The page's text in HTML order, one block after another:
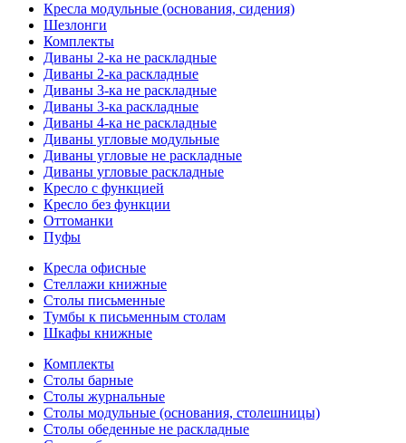
Кресла модульные (основания, сидения)
Шезлонги
Комплекты
Диваны 2-ка не раскладные
Диваны 2-ка раскладные
Диваны 3-ка не раскладные
Диваны 3-ка раскладные
Диваны 4-ка не раскладные
Диваны угловые модульные
Диваны угловые не раскладные
Диваны угловые раскладные
Кресло с функцией
Кресло без функции
Оттоманки
Пуфы
Кресла офисные
Стеллажи книжные
Столы письменные
Тумбы к письменным столам
Шкафы книжные
Комплекты
Столы барные
Столы журнальные
Столы модульные (основания, столешницы)
Столы обеденные не раскладные